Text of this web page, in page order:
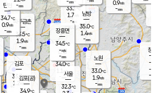
33.1℃
1.7
-mm
파주금촌
33.5℃
1.9m/s
-mm
0.9m/s
-mm
창
-
-m/
-
탄현
34.7℃
0.9m/s
-mm
김포
33.7℃
1.2 m/s
mm
은평
34.0℃
m/s
- mm
노원
33.0℃
1.9m/s
-mm
남방
35.0℃
1.4m/s
-mm
장흥면
34.5℃
-m/s
-mm
mm
김포(공)
34.9℃
서울
32.3℃
-mm